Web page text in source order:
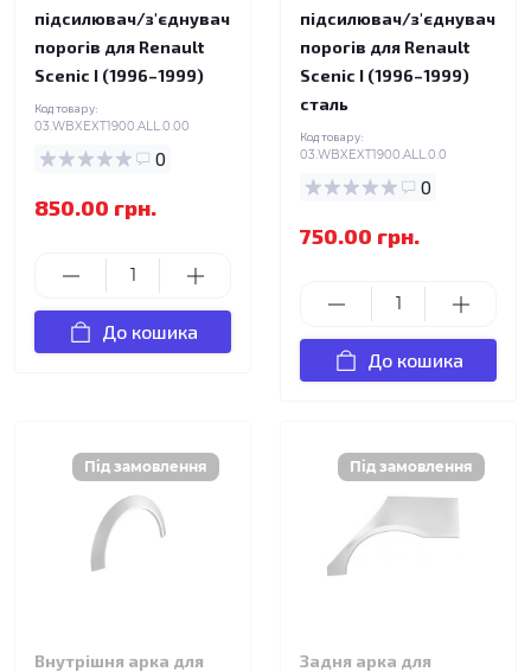
підсилювач/з'єднувач
порогів для Renault
Scenic I (1996–1999)
Код товару:
03.WBXEXT1900.ALL.0.00
0
850.00 грн.
До кошика
підсилювач/з'єднувач
порогів для Renault
Scenic I (1996–1999)
сталь
Код товару:
03.WBXEXT1900.ALL.0.0
0
750.00 грн.
До кошика
Внутрішня арка для
Задня арка для